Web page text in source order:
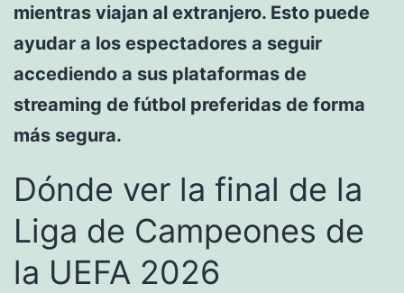
mientras viajan al extranjero. Esto puede
ayudar a los espectadores a seguir
accediendo a sus plataformas de
streaming de fútbol preferidas de forma
más segura.
Dónde ver la final de la
Liga de Campeones de
la UEFA 2026